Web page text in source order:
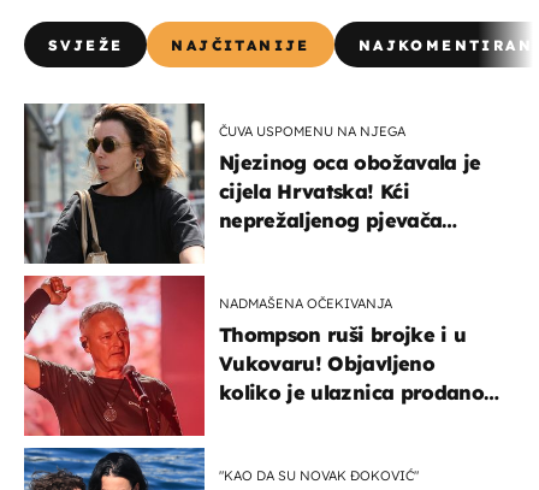
SVJEŽE NAJČITANIJE
ČUVA USPOMENU NA NJEGA
Njezinog oca obožavala je
cijela Hrvatska! Kći
neprežaljenog pjevača
NADMAŠENA OČEKIVANJA
Thompson ruši brojke i u
Vukovaru! Objavljeno
koliko je ulaznica prodano
"KAO DA SU NOVAK ĐOKOVIĆ"